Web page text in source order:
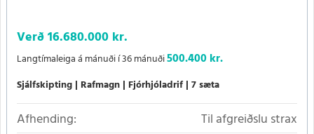
Verð16.680.000 kr.
Langtímaleiga á mánuði í 36 mánuði500.400 kr.
Sjálfskipting Rafmagn Fjórhjóladrif 7 sæta
Afhending:
Til afgreiðslu strax